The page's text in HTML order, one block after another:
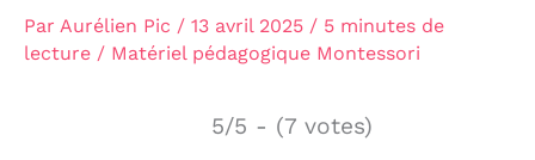
Par Aurélien Pic / 13 avril 2025 / 5 minutes de
lecture / Matériel pédagogique Montessori
5/5 - (7 votes)